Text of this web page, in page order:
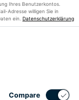
Ihres Benutzerkontos.
Adresse willigen Sie in
ein. Datenschutzerklärung
Compare